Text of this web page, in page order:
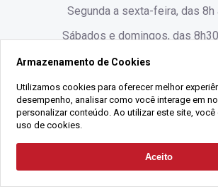
Solicitar Contato
Rua Lauro Linhares, 1080 - Trindade,
SC
(48) 3220-1045
Alameda César Nascimento, 549,
Jurerê, - Florianópolis - SC
Segunda a sexta-feira, das 8h
Sábados e domingos, das
2021 Copyright - Gralha Imóveis CRECI 008060/
CNPJ:18.091.083/0001-37
Armazenamento de Cookies
Utilizamos cookies para oferecer melhor
desempenho, analisar como você interage em
personalizar conteúdo. Ao utilizar este site,
uso de cookies.
Aceito